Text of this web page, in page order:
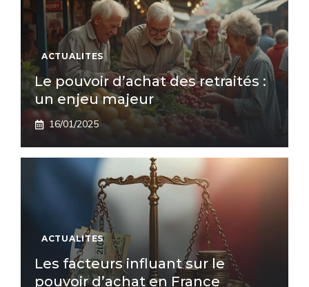
ACTUALITES
Le pouvoir d’achat des retraités :
un enjeu majeur
16/01/2025
ACTUALITES
Les facteurs influant sur le
pouvoir d’achat en France